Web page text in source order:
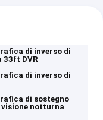
di inverso di
33ft DVR
di inverso di
di sostegno
notturna